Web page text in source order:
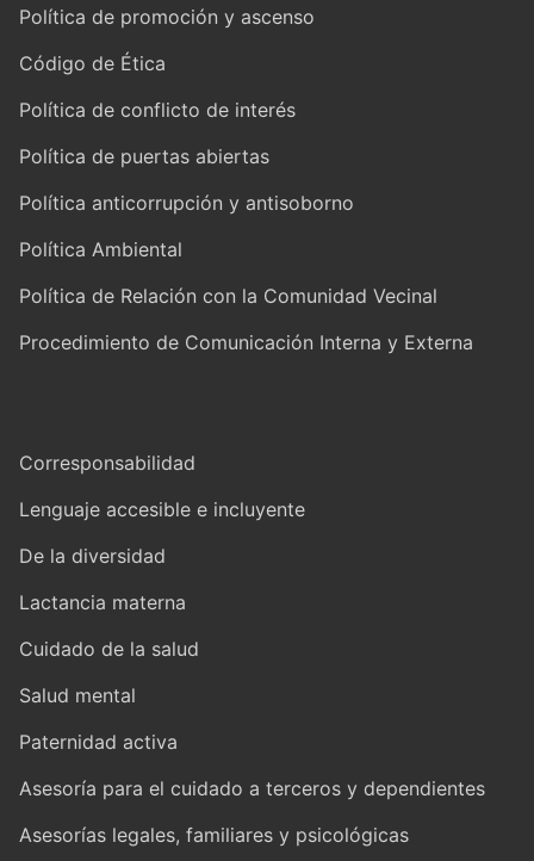
Política de promoción y ascenso
Código de Ética
Política de conflicto de interés
Política de puertas abiertas
Política anticorrupción y antisoborno
Política Ambiental
Política de Relación con la Comunidad Vecinal
Procedimiento de Comunicación Interna y Externa
Corresponsabilidad
Lenguaje accesible e incluyente
De la diversidad
Lactancia materna
Cuidado de la salud
Salud mental
Paternidad activa
Asesoría para el cuidado a terceros y dependientes
Asesorías legales, familiares y psicológicas